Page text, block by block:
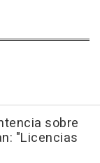
sobre
"Licencias